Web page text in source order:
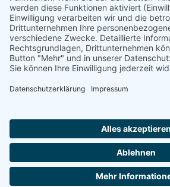
© 2026 werkhof.at - with
und ggf. Nachnahmegebühren, wenn